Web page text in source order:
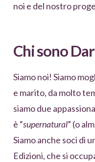
noi e del nostro
Chi sono
Siamo noi! Siamo
e marito, da molto
siamo due
è “supernatural” (o
Siamo anche soci di
Edizioni, che si